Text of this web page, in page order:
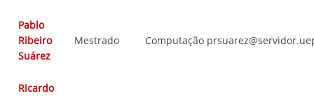
Pablo
Ribeiro
Suárez
Mestrado Computação
Ricardo